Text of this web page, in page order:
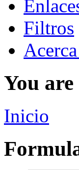
Filtros
You are
Inicio